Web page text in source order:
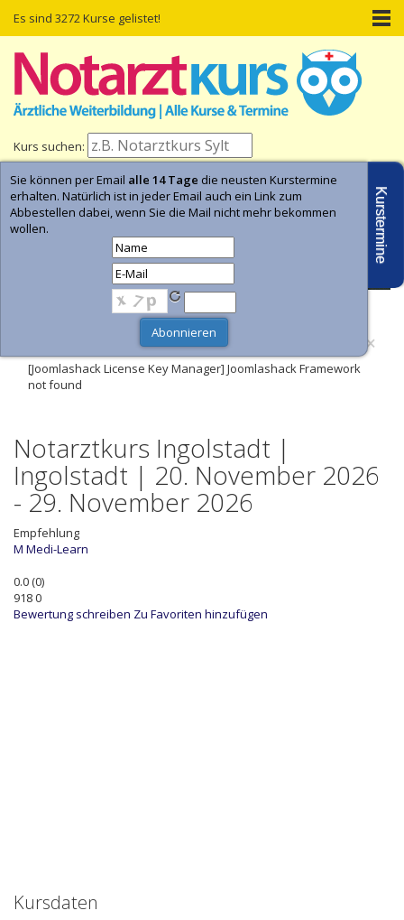
Es sind 3272 Kurse gelistet!
Kurs suchen:
Home Kurs-Termine Kurs-Suche
×
[Joomlashack License Key Manager] Joomlashack Framework
not found
Notarztkurs Ingolstadt |
Ingolstadt | 20. November 2026
- 29. November 2026
Empfehlung
M Medi-Learn
0.0(0)
9180
Bewertung schreiben Zu Favoriten hinzufügen
Kursdaten
Kurstermine
Sie können per Email alle 14 Tage die neusten Kurstermine
erhalten. Natürlich ist in jeder Email auch ein Link zum
Abbestellen dabei, wenn Sie die Mail nicht mehr bekommen
wollen.